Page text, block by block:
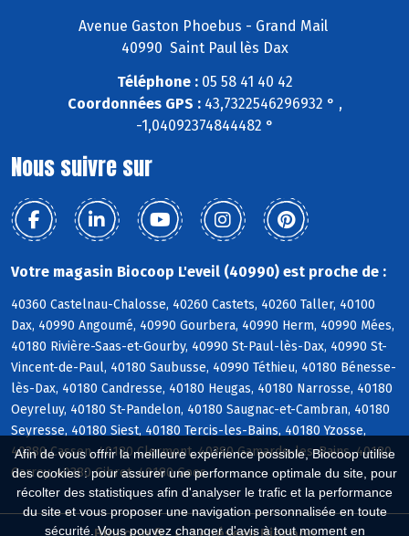
Afin de vous offrir la meilleure expérience possible, Biocoop utilise
des cookies : pour assurer une performance optimale du site, pour
récolter des statistiques afin d'analyser le trafic et la performance
du site et vous proposer une navigation personnalisée en toute
sécurité. Vous pouvez changer d'avis à tout moment en
Avenue Gaston Phoebus - Grand Mail
40990 Saint Paul lès Dax
Téléphone :05 58 41 40 42
Coordonnées GPS :43,7322546296932 ° ,
-1,04092374844482 °
Nous suivre sur
Votre magasin Biocoop L'eveil (40990) est proche de :
40360 Castelnau-Chalosse, 40260 Castets, 40260 Taller, 40100
Dax, 40990 Angoumé, 40990 Gourbera, 40990 Herm, 40990 Mées,
40180 Rivière-Saas-et-Gourby, 40990 St-Paul-lès-Dax, 40990 St-
Vincent-de-Paul, 40180 Saubusse, 40990 Téthieu, 40180 Bénesse-
lès-Dax, 40180 Candresse, 40180 Heugas, 40180 Narrosse, 40180
Oeyreluy, 40180 St-Pandelon, 40180 Saugnac-et-Cambran, 40180
Seyresse, 40180 Siest, 40180 Tercis-les-Bains, 40180 Yzosse,
40380 Cassen, 40180 Clermont, 40380 Gamarde-les-Bains, 40180
Garrey, 40380 Gibret, 40180 Goos